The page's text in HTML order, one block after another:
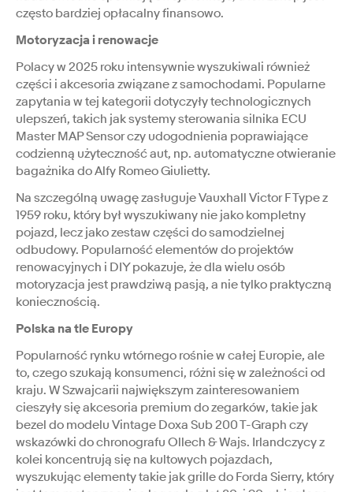
często bardziej opłacalny finansowo.
Motoryzacja i renowacje
Polacy w 2025 roku intensywnie wyszukiwali również
części i akcesoria związane z samochodami. Popularne
zapytania w tej kategorii dotyczyły technologicznych
ulepszeń, takich jak systemy sterowania silnika ECU
Master MAP Sensor czy udogodnienia poprawiające
codzienną użyteczność aut, np. automatyczne otwieranie
bagażnika do Alfy Romeo Giulietty.
Na szczególną uwagę zasługuje Vauxhall Victor F Type z
1959 roku, który był wyszukiwany nie jako kompletny
pojazd, lecz jako zestaw części do samodzielnej
odbudowy. Popularność elementów do projektów
renowacyjnych i DIY pokazuje, że dla wielu osób
motoryzacja jest prawdziwą pasją, a nie tylko praktyczną
koniecznością.
Polska na tle Europy
Popularność rynku wtórnego rośnie w całej Europie, ale
to, czego szukają konsumenci, różni się w zależności od
kraju. W Szwajcarii największym zainteresowaniem
cieszyły się akcesoria premium do zegarków, takie jak
bezel do modelu Vintage Doxa Sub 200 T-Graph czy
wskazówki do chronografu Ollech & Wajs. Irlandczycy z
kolei koncentrują się na kultowych pojazdach,
wyszukując elementy takie jak grille do Forda Sierry, który